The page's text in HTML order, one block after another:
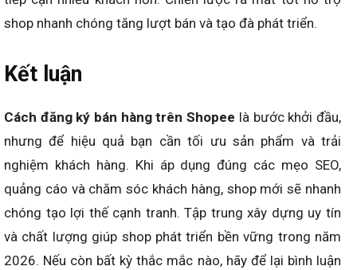
shop nhanh chóng tăng lượt bán và tạo đà phát triển.
Kết luận
Cách đăng ký bán hàng trên Shopee là bước khởi đầu,
nhưng để hiệu quả bạn cần tối ưu sản phẩm và trải
nghiệm khách hàng. Khi áp dụng đúng các mẹo SEO,
quảng cáo và chăm sóc khách hàng, shop mới sẽ nhanh
chóng tạo lợi thế cạnh tranh. Tập trung xây dựng uy tín
và chất lượng giúp shop phát triển bền vững trong năm
2026. Nếu còn bất kỳ thắc mắc nào, hãy để lại bình luận